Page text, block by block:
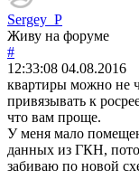
Sergey_P
Живу на форуме
#
12:33:08 04.08.2016
квартиры можно не
привязывать к
что вам проще.
У меня мало
данных из ГКН,
забиваю по новой